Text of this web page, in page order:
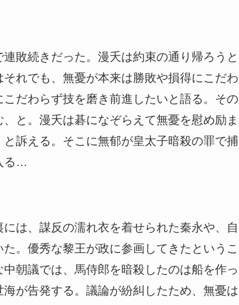
敗続きだった。漫夭は約束の通り帰ろうと
れでも、無憂が本来は勝敗や損得にこだわ
だわらず技を磨き前進したいと語る。その
と。漫夭は碁になぞらえて無憂を慰め励ま
訴える。そこに無郁が皇太子暗殺の罪で捕
る…
は、謀反の濡れ衣を着せられた秦永や、自
。優秀な黎王が政に参画してきたというこ
朝議では、馬侍郎を暗殺したのは船を作っ
が告発する。議論が紛糾したため、無憂は